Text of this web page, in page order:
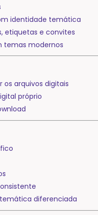
identidade temática
etiquetas e convites
temas modernos
os arquivos digitais
próprio
diferenciada